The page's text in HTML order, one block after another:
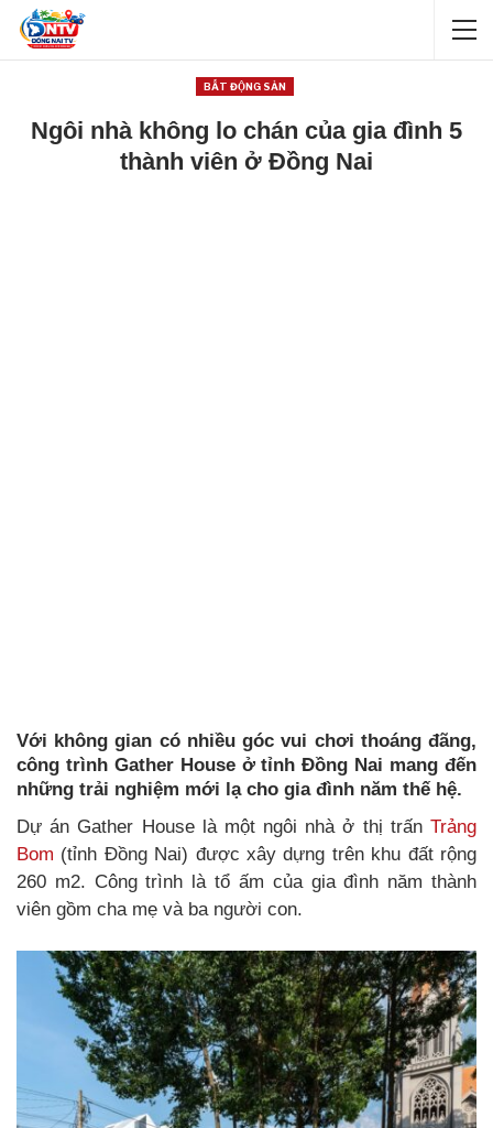
BẤT ĐỘNG SẢN
Ngôi nhà không lo chán của gia đình 5
thành viên ở Đồng Nai
Với không gian có nhiều góc vui chơi thoáng đãng,
công trình Gather House ở tỉnh Đồng Nai mang đến
những trải nghiệm mới lạ cho gia đình năm thế hệ.
Dự án Gather House là một ngôi nhà ở thị trấn Trảng
Bom (tỉnh Đồng Nai) được xây dựng trên khu đất rộng
260 m2. Công trình là tổ ấm của gia đình năm thành
viên gồm cha mẹ và ba người con.